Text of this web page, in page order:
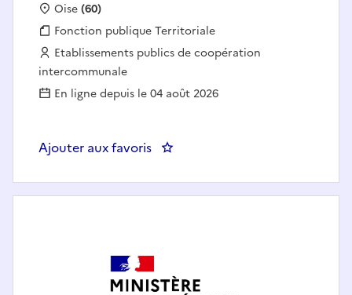
Localisation :
Oise(60)
Fonction publique :
Fonction publique Territoriale
Employeur :
Etablissements publics de coopération
intercommunale
En ligne depuis le 04 août 2026
Ajouter aux favoris : Directeur Finances,